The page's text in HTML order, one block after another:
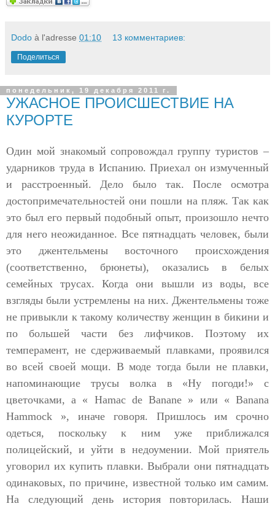
Dodo à l'adresse 01:10 13 комментариев:
Поделиться
понедельник, 19 декабря 2011 г.
УЖАСНОЕ ПРОИСШЕСТВИЕ НА
КУРОРТЕ
Один мой знакомый сопровождал группу туристов –
ударников труда в Испанию. Приехал он измученный
и расстроенный. Дело было так. После осмотра
достопримечательностей они пошли на пляж. Так как
это был его первый подобный опыт, произошло нечто
для него неожиданное. Все пятнадцать человек, были
это джентельмены восточного происхождения
(соответственно, брюнеты), оказались в белых
семейных трусах. Когда они вышли из воды, все
взгляды были устремлены на них. Джентельмены тоже
не привыкли к такому количеству женщин в бикини и
по большей части без лифчиков. Поэтому их
темперамент, не сдерживаемый плавками, проявился
во всей своей мощи. В моде тогда были не плавки,
напоминающие трусы волка в «Ну погоди!» с
цветочками, а « Hamac de Banane » или « Banana
Hammock », иначе говоря. Пришлось им срочно
одеться, поскольку к ним уже приближался
полицейский, и уйти в недоумении. Мой приятель
уговорил их купить плавки. Выбрали они пятнадцать
одинаковых, по причине, известной только им самим.
На следующий день история повторилась. Наши